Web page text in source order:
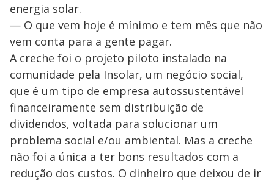
energia solar.
— O que vem hoje é mínimo e tem mês que não
vem conta para a gente pagar.
A creche foi o projeto piloto instalado na
comunidade pela Insolar, um negócio social,
que é um tipo de empresa autossustentável
financeiramente sem distribuição de
dividendos, voltada para solucionar um
problema social e/ou ambiental. Mas a creche
não foi a única a ter bons resultados com a
redução dos custos. O dinheiro que deixou de ir